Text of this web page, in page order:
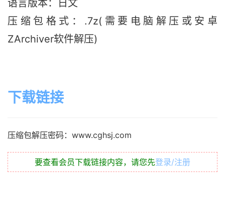
语言版本：日文
压缩包格式：.7z(需要电脑解压或安卓
ZArchiver软件解压)
下载链接
压缩包解压密码：www.cghsj.com
要查看会员下载链接内容，请您先登录/注册